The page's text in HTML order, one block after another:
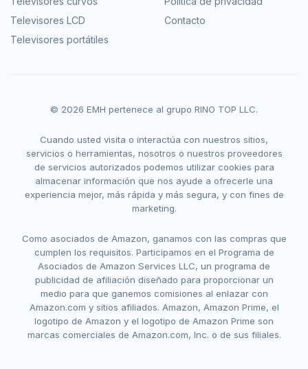
Televisores LCD
Televisores portátiles
Contacto
© 2026 EMH pertenece al grupo RINO TOP LLC.
Cuando usted visita o interactúa con nuestros sitios,
servicios o herramientas, nosotros o nuestros proveedores
de servicios autorizados podemos utilizar cookies para
almacenar información que nos ayude a ofrecerle una
experiencia mejor, más rápida y más segura, y con fines de
marketing.
Como asociados de Amazon, ganamos con las compras que
cumplen los requisitos. Participamos en el Programa de
Asociados de Amazon Services LLC, un programa de
publicidad de afiliación diseñado para proporcionar un
medio para que ganemos comisiones al enlazar con
Amazon.com y sitios afiliados. Amazon, Amazon Prime, el
logotipo de Amazon y el logotipo de Amazon Prime son
marcas comerciales de Amazon.com, Inc. o de sus filiales.